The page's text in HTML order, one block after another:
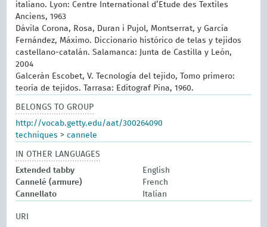
italiano. Lyon: Centre International d’Etude des Textiles
Anciens, 1963
Dávila Corona, Rosa, Duran i Pujol, Montserrat, y García
Fernández, Máximo. Diccionario histórico de telas y tejidos
castellano-catalán. Salamanca: Junta de Castilla y León,
2004
Galcerán Escobet, V. Tecnología del tejido, Tomo primero:
teoría de tejidos. Tarrasa: Editograf Pina, 1960.
BELONGS TO GROUP
http://vocab.getty.edu/aat/300264090
techniques >cannele
IN OTHER LANGUAGES
Extended tabby
English
Cannelé (armure)
French
Cannellato
Italian
URI